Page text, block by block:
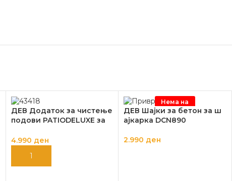
ДЕВ Додаток за чистење
подови PATIODELUXE за
4.990 ден
ДОДАЈ ВО КОШНИЦА
Нема на
залиха
ДЕВ Шајки за бетон за ш
ајкарка DCN890
2.990 ден